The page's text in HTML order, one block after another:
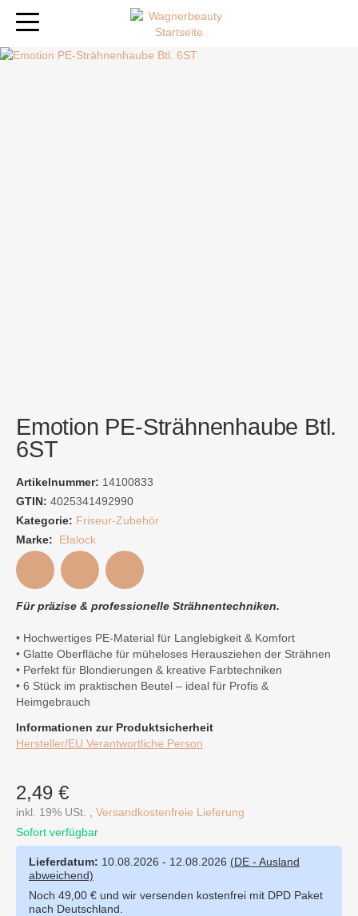
Emotion PE-Strähnenhaube Btl.
6ST
Artikelnummer: 14100833
GTIN: 4025341492990
Kategorie: Friseur-Zubehör
Marke:
Efalock
Für präzise & professionelle Strähnentechniken.
• Hochwertiges PE-Material für Langlebigkeit & Komfort
• Glatte Oberfläche für müheloses Herausziehen der Strähnen
• Perfekt für Blondierungen & kreative Farbtechniken
• 6 Stück im praktischen Beutel – ideal für Profis &
Heimgebrauch
Informationen zur Produktsicherheit
Hersteller/EU Verantwortliche Person
2,49 €
inkl. 19% USt. , Versandkostenfreie Lieferung
Sofort verfügbar
Lieferdatum: 10.08.2026 - 12.08.2026 (DE - Ausland
abweichend)
Noch 49,00 € und wir versenden kostenfrei mit DPD Paket
nach Deutschland.